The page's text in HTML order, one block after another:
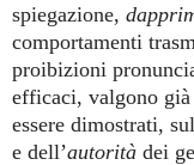
spiegazione,
comportamenti
proibizioni
efficaci, valgono
essere dimostrati,
e dell’autorità dei